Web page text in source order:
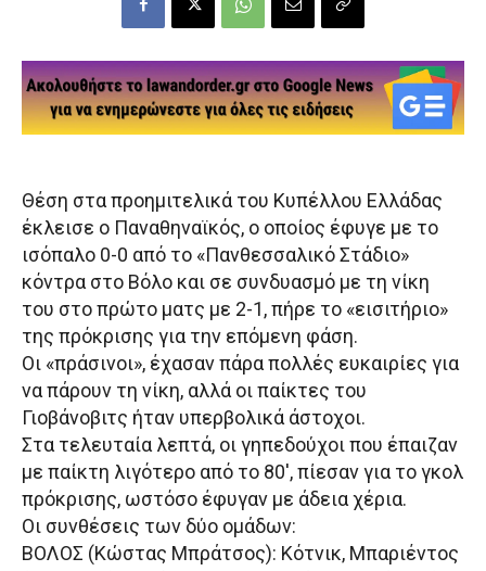
Θέση στα προημιτελικά του Κυπέλλου Ελλάδας
έκλεισε ο Παναθηναϊκός, ο οποίος έφυγε με το
ισόπαλο 0-0 από το «Πανθεσσαλικό Στάδιο»
κόντρα στο Βόλο και σε συνδυασμό με τη νίκη
του στο πρώτο ματς με 2-1, πήρε το «εισιτήριο»
της πρόκρισης για την επόμενη φάση.
Οι «πράσινοι», έχασαν πάρα πολλές ευκαιρίες για
να πάρουν τη νίκη, αλλά οι παίκτες του
Γιοβάνοβιτς ήταν υπερβολικά άστοχοι.
Στα τελευταία λεπτά, οι γηπεδούχοι που έπαιζαν
με παίκτη λιγότερο από το 80′, πίεσαν για το γκολ
πρόκρισης, ωστόσο έφυγαν με άδεια χέρια.
Οι συνθέσεις των δύο ομάδων:
ΒΟΛΟΣ (Κώστας Μπράτσος): Κότνικ, Μπαριέντος